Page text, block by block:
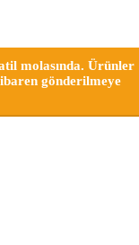
molasında. Ürünler
gönderilmeye